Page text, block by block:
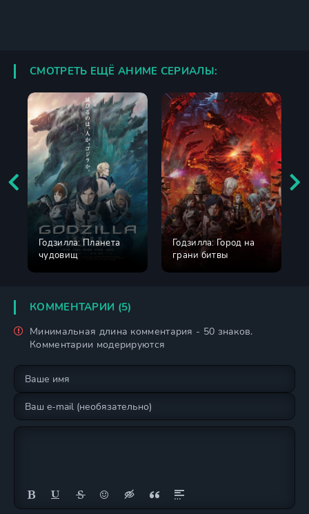
СМОТРЕТЬ ЕЩЁ АНИМЕ СЕРИАЛЫ:
Годзилла: Планета
чудовищ
Годзилла: Город на
грани битвы
КОММЕНТАРИИ (5)
Минимальная длина комментария - 50 знаков.
Комментарии модерируются